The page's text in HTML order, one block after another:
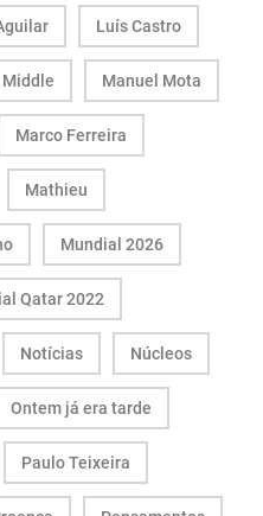
Luís Castro
Middle Manuel Mota
Marco Ferreira
Mathieu
Mundial 2026
Qatar 2022
Notícias Núcleos
Ontem já era tarde
Paulo Teixeira